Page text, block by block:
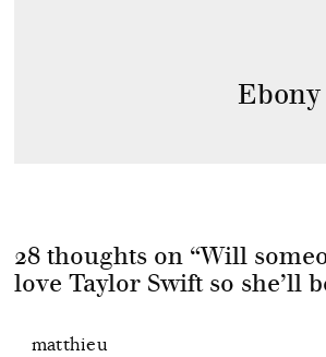
28 thoughts on “Will
love Taylor Swift so she’ll
matthieu